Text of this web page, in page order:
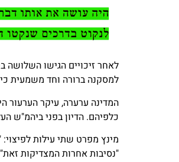
למסקנה ברורה וחד משמעית כי
המדינה ערערה, עיקר הערעור
כלפיהם. הדיון בפני ביהמ"ש
מינץ מפרט שתי עילות
"נסיבות אחרות המצדיקות